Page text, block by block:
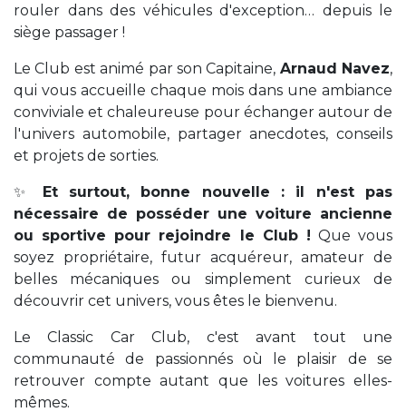
rouler dans des véhicules d'exception… depuis le
siège passager !
Le Club est animé par son Capitaine, Arnaud Navez,
qui vous accueille chaque mois dans une ambiance
conviviale et chaleureuse pour échanger autour de
l'univers automobile, partager anecdotes, conseils
et projets de sorties.
✨ Et surtout, bonne nouvelle : il n'est pas
nécessaire de posséder une voiture ancienne
ou sportive pour rejoindre le Club ! Que vous
soyez propriétaire, futur acquéreur, amateur de
belles mécaniques ou simplement curieux de
découvrir cet univers, vous êtes le bienvenu.
Le Classic Car Club, c'est avant tout une
communauté de passionnés où le plaisir de se
retrouver compte autant que les voitures elles-
mêmes.